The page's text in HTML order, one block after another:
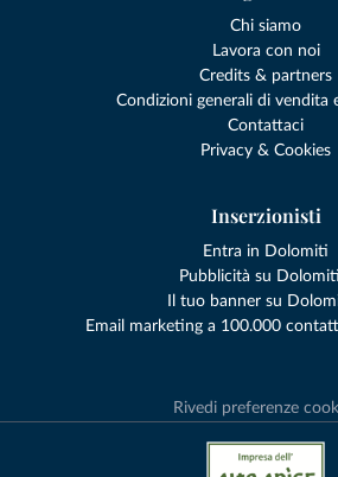
Chi siamo
Lavora con noi
Credits & partners
Condizioni generali di vendita
Contattaci
Privacy & Cookies
Inserzionisti
Entra in Dolomiti
Pubblicità su
Il tuo banner su
Email marketing a 100.000
Rivedi preferenze